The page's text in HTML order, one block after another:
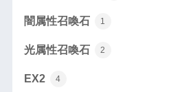
闇属性召喚石 1
光属性召喚石 2
EX2 4